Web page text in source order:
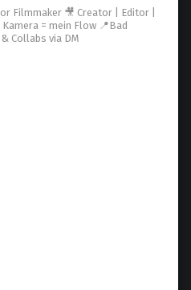
Filmmaker 🎥 Creator | Editor |
Kamera = mein Flow 📍Bad
Collabs via DM